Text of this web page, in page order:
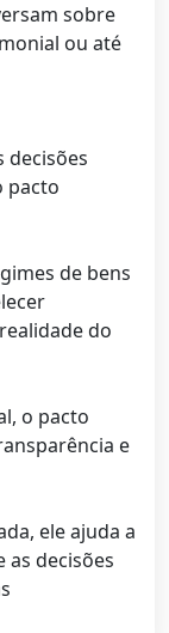
sobre
ou até
decisões
pacto
de bens
do
o pacto
e
ele ajuda a
decisões